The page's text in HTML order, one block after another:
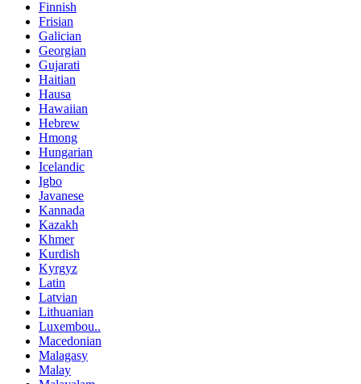
Finnish
Frisian
Galician
Georgian
Gujarati
Haitian
Hausa
Hawaiian
Hebrew
Hmong
Hungarian
Icelandic
Igbo
Javanese
Kannada
Kazakh
Khmer
Kurdish
Kyrgyz
Latin
Latvian
Lithuanian
Luxembou..
Macedonian
Malagasy
Malay